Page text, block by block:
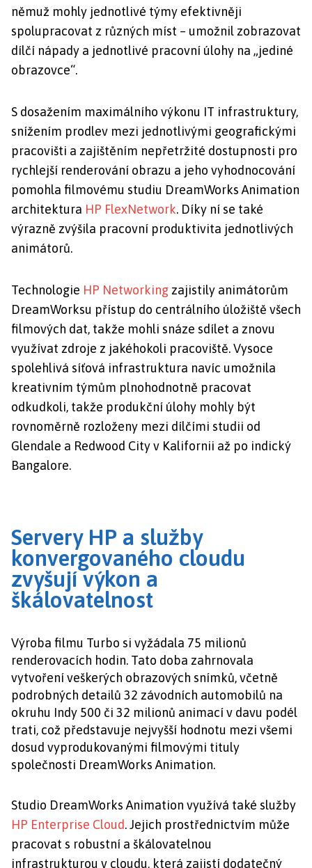
němuž mohly jednotlivé týmy efektivněji
spolupracovat z různých míst – umožnil zobrazovat
dílčí nápady a jednotlivé pracovní úlohy na „jediné
obrazovce“.
S dosažením maximálního výkonu IT infrastruktury,
snížením prodlev mezi jednotlivými geografickými
pracovišti a zajištěním nepřetržité dostupnosti pro
rychlejší renderování obrazu a jeho vyhodnocování
pomohla filmovému studiu DreamWorks Animation
architektura HP FlexNetwork. Díky ní se také
výrazně zvýšila pracovní produktivita jednotlivých
animátorů.
Technologie HP Networking zajistily animátorům
DreamWorksu přístup do centrálního úložiště všech
filmových dat, takže mohli snáze sdílet a znovu
využívat zdroje z jakéhokoli pracoviště. Vysoce
spolehlivá síťová infrastruktura navíc umožnila
kreativním týmům plnohodnotně pracovat
odkudkoli, takže produkční úlohy mohly být
rovnoměrně rozloženy mezi dílčími studii od
Glendale a Redwood City v Kalifornii až po indický
Bangalore.
Servery HP a služby
konvergovaného cloudu
zvyšují výkon a
škálovatelnost
Výroba filmu Turbo si vyžádala 75 milionů
renderovacích hodin. Tato doba zahrnovala
vytvoření veškerých obrazových snímků, včetně
podrobných detailů 32 závodních automobilů na
okruhu Indy 500 či 32 milionů animací v davu podél
trati, což představuje nejvyšší hodnotu mezi všemi
dosud vyprodukovanými filmovými tituly
společnosti DreamWorks Animation.
Studio DreamWorks Animation využívá také služby
HP Enterprise Cloud. Jejich prostřednictvím může
pracovat s robustní a škálovatelnou
infrastrukturou v cloudu, která zajistí dodatečný